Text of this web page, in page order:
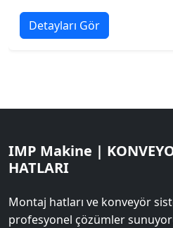
Detayları Gör
IMP Makine |
HATLARI
Montaj hatları ve konveyör
profesyonel çözümler